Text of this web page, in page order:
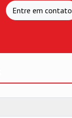
Entre em contato